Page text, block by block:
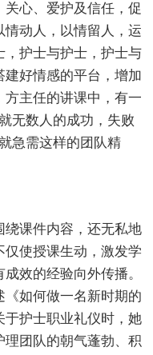
心、爱护及信任，促
动人，以情留人，运
，护士与护士，护士与
建好情感的平台，增加
主任的讲课中，有一
无数人的成功，失败
急需这样的团队精
课件内容，还无私地
使授课生动，激发学
效的经验向外传播。
如何做一名新时期的
护士职业礼仪时，她
理团队的朝气蓬勃、积